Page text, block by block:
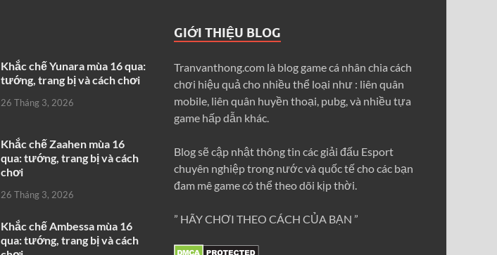
Khắc chế Yunara mùa 16 qua:
tướng, trang bị và cách chơi
26 Tháng 3, 2026
Khắc chế Zaahen mùa 16
qua: tướng, trang bị và cách
chơi
26 Tháng 3, 2026
Khắc chế Ambessa mùa 16
qua: tướng, trang bị và cách
GIỚI THIỆU BLOG
Tranvanthong.com là blog game cá nhân chia cách
chơi hiệu quả cho nhiều thể loại như : liên quân
mobile, liên quân huyền thoại, pubg, và nhiều tựa
game hấp dẫn khác.
Blog sẽ cập nhật thông tin các giải đấu Esport
chuyên nghiệp trong nước và quốc tế cho các bạn
đam mê game có thể theo dõi kịp thời.
” HÃY CHƠI THEO CÁCH CỦA BẠN ”